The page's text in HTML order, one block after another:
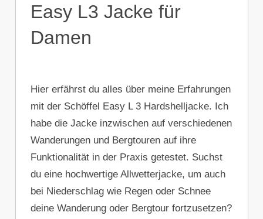
Easy L3 Jacke für
Damen
Hier erfährst du alles über meine Erfahrungen
mit der Schöffel Easy L 3 Hardshelljacke. Ich
habe die Jacke inzwischen auf verschiedenen
Wanderungen und Bergtouren auf ihre
Funktionalität in der Praxis getestet. Suchst
du eine hochwertige Allwetterjacke, um auch
bei Niederschlag wie Regen oder Schnee
deine Wanderung oder Bergtour fortzusetzen?